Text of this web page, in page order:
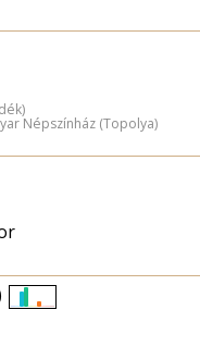
Népszínház (Topolya)